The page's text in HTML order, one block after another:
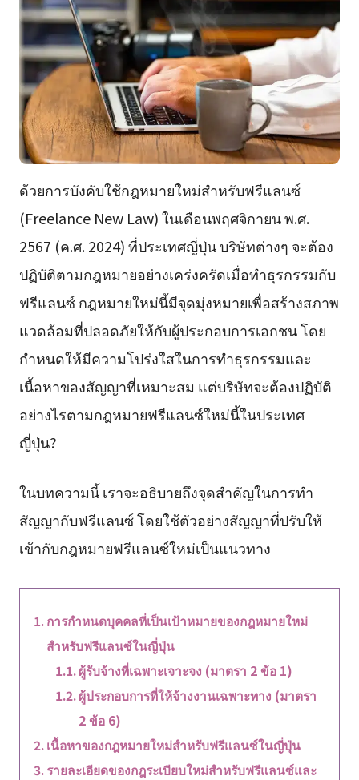
ด้วยการบังคับใช้กฎหมายใหม่สำหรับฟรีแลนซ์
(Freelance New Law) ในเดือนพฤศจิกายน พ.ศ.
2567 (ค.ศ. 2024) ที่ประเทศญี่ปุ่น บริษัทต่างๆ จะต้อง
ปฏิบัติตามกฎหมายอย่างเคร่งครัดเมื่อทำธุรกรรมกับ
ฟรีแลนซ์ กฎหมายใหม่นี้มีจุดมุ่งหมายเพื่อสร้างสภาพ
แวดล้อมที่ปลอดภัยให้กับผู้ประกอบการเอกชน โดย
กำหนดให้มีความโปร่งใสในการทำธุรกรรมและ
เนื้อหาของสัญญาที่เหมาะสม แต่บริษัทจะต้องปฏิบัติ
อย่างไรตามกฎหมายฟรีแลนซ์ใหม่นี้ในประเทศ
ญี่ปุ่น?
ในบทความนี้ เราจะอธิบายถึงจุดสำคัญในการทำ
สัญญากับฟรีแลนซ์ โดยใช้ตัวอย่างสัญญาที่ปรับให้
เข้ากับกฎหมายฟรีแลนซ์ใหม่เป็นแนวทาง
การกำหนดบุคคลที่เป็นเป้าหมายของกฎหมายใหม่
สำหรับฟรีแลนซ์ในญี่ปุ่น
ผู้รับจ้างที่เฉพาะเจาะจง (มาตรา 2 ข้อ 1)
ผู้ประกอบการที่ให้จ้างงานเฉพาะทาง (มาตรา
2 ข้อ 6)
เนื้อหาของกฎหมายใหม่สำหรับฟรีแลนซ์ในญี่ปุ่น
รายละเอียดของกฎระเบียบใหม่สำหรับฟรีแลนซ์และ